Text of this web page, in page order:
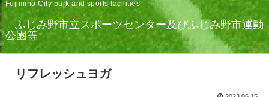
Fujimino City park and sports facilities
ふじみ野市立スポーツセンター及びふじみ野市運動
公園等
リフレッシュヨガ